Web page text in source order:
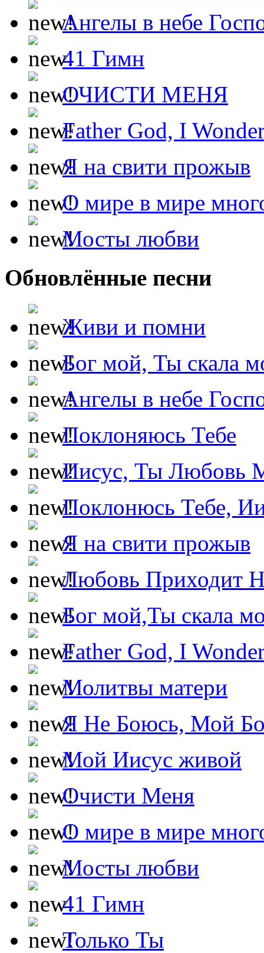
Ангелы в небе
41 Гимн
ОЧИСТИ МЕНЯ
Father God, I
Я на свити прожыв
О мире в мире
Мосты любви
Обновлённые песни
Живи и помни
Бог мой, Ты скала
Ангелы в небе
Поклоняюсь Тебе
Иисус, Ты Любовь
Поклонюсь Тебе,
Я на свити прожыв
Любовь Приходит
Бог мой,Ты скала
Father God, I
Молитвы матери
Я Не Боюсь, Мой
Мой Иисус живой
Очисти Меня
О мире в мире
Мосты любви
41 Гимн
Только Ты